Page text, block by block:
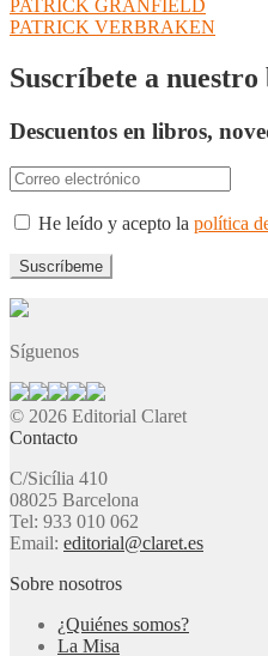
Navegación
de
entradas
PATRICK GRANFIELD
Siguiente:
PATRICK VERBRAKEN
Suscríbete a
Descuentos en libros,
He leído y acepto la política
Síguenos
© 2026 Editorial Claret
Contacto
C/Sicília 410
08025 Barcelona
Tel: 933 010 062
Email: editorial@claret.es
Sobre nosotros
¿Quiénes somos?
La Misa